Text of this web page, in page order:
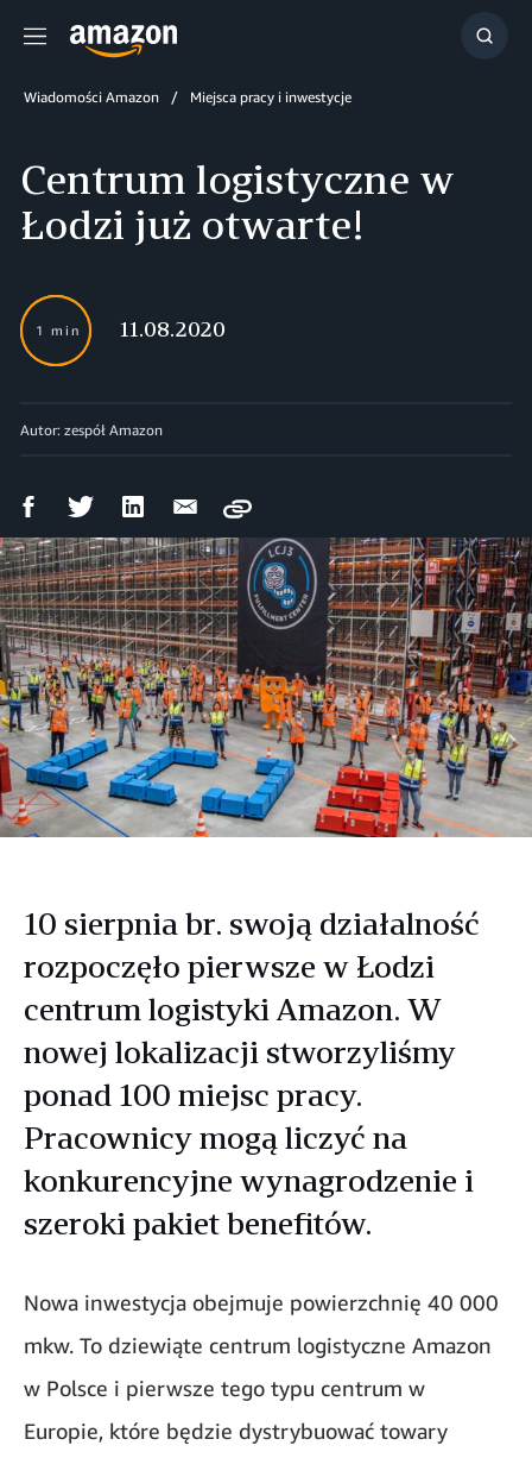
Menu
Wiadomości Amazon Miejsca pracy i inwestycje
Centrum logistyczne w
Łodzi już otwarte!
1 min 11.08.2020
Autor: zespół Amazon
Udostępnij
Facebooku
Udostępnij
Twitterze
Udostępnij
LinkedIn
Wyślij
Copy
10 sierpnia br. swoją działalność
rozpoczęło pierwsze w Łodzi
centrum logistyki Amazon. W
nowej lokalizacji stworzyliśmy
ponad 100 miejsc pracy.
Pracownicy mogą liczyć na
konkurencyjne wynagrodzenie i
szeroki pakiet benefitów.
Nowa inwestycja obejmuje powierzchnię 40 000
mkw. To dziewiąte centrum logistyczne Amazon
w Polsce i pierwsze tego typu centrum w
Europie, które będzie dystrybuować towary